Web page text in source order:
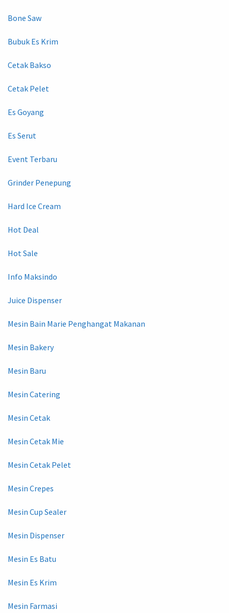
Bone Saw
Bubuk Es Krim
Cetak Bakso
Cetak Pelet
Es Goyang
Es Serut
Event Terbaru
Grinder Penepung
Hard Ice Cream
Hot Deal
Hot Sale
Info Maksindo
Juice Dispenser
Mesin Bain Marie Penghangat Makanan
Mesin Bakery
Mesin Baru
Mesin Catering
Mesin Cetak
Mesin Cetak Mie
Mesin Cetak Pelet
Mesin Crepes
Mesin Cup Sealer
Mesin Dispenser
Mesin Es Batu
Mesin Es Krim
Mesin Farmasi